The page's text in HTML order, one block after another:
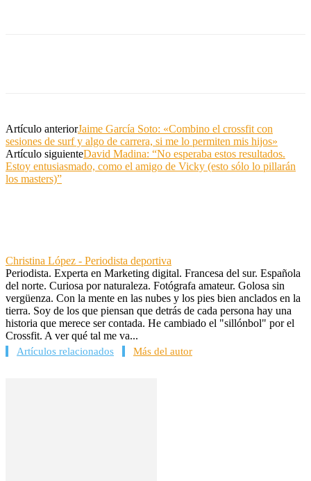
Artículo anteriorJaime García Soto: «Combino el crossfit con
sesiones de surf y algo de carrera, si me lo permiten mis hijos»
Artículo siguienteDavid Madina: “No esperaba estos resultados.
Estoy entusiasmado, como el amigo de Vicky (esto sólo lo pillarán
los masters)”
Christina López - Periodista deportiva
Periodista. Experta en Marketing digital. Francesa del sur. Española
del norte. Curiosa por naturaleza. Fotógrafa amateur. Golosa sin
vergüenza. Con la mente en las nubes y los pies bien anclados en la
tierra. Soy de los que piensan que detrás de cada persona hay una
historia que merece ser contada. He cambiado el "sillónbol" por el
Crossfit. A ver qué tal me va...
Artículos relacionados Más del autor